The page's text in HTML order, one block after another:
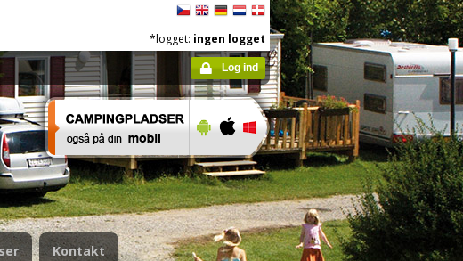
*logget: ingen logget
Log ind
Kontakt